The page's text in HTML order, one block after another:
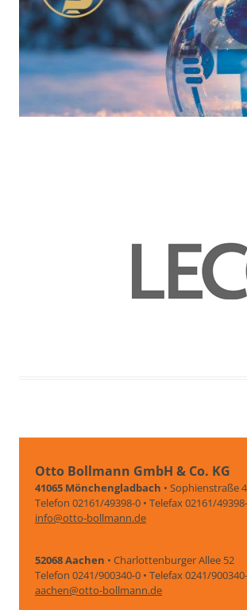
Otto Bollmann GmbH & Co. KG
41065 Mönchengladbach • Sophienstraße
Telefon 02161/49398-0 • Telefax 02161/
info@otto-bollmann.de
52068 Aachen • Charlottenburger Allee 52
Telefon 0241/900340-0 • Telefax 0241/
aachen@otto-bollmann.de